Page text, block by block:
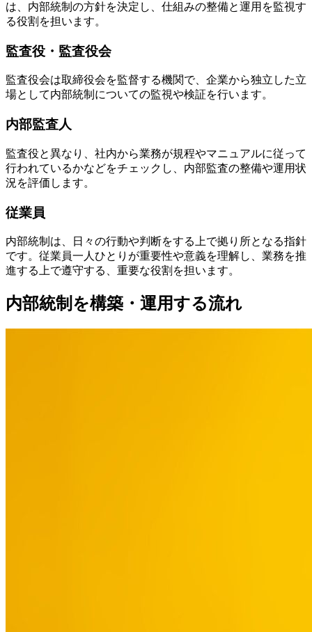
は、内部統制の方針を決定し、仕組みの整備と運用を監視す
る役割を担います。
監査役・監査役会
監査役会は取締役会を監督する機関で、企業から独立した立
場として内部統制についての監視や検証を行います。
内部監査人
監査役と異なり、社内から業務が規程やマニュアルに従って
行われているかなどをチェックし、内部監査の整備や運用状
況を評価します。
従業員
内部統制は、日々の行動や判断をする上で拠り所となる指針
です。従業員一人ひとりが重要性や意義を理解し、業務を推
進する上で遵守する、重要な役割を担います。
内部統制を構築・運用する流れ